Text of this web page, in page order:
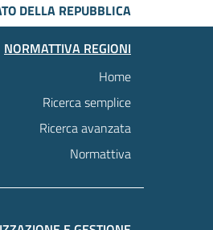
DELLA REPUBBLICA
NORMATTIVA REGIONI
Home
Ricerca semplice
Ricerca avanzata
Normattiva